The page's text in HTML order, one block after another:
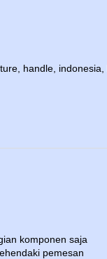
, handle, indonesia,
komponen saja
pemesan